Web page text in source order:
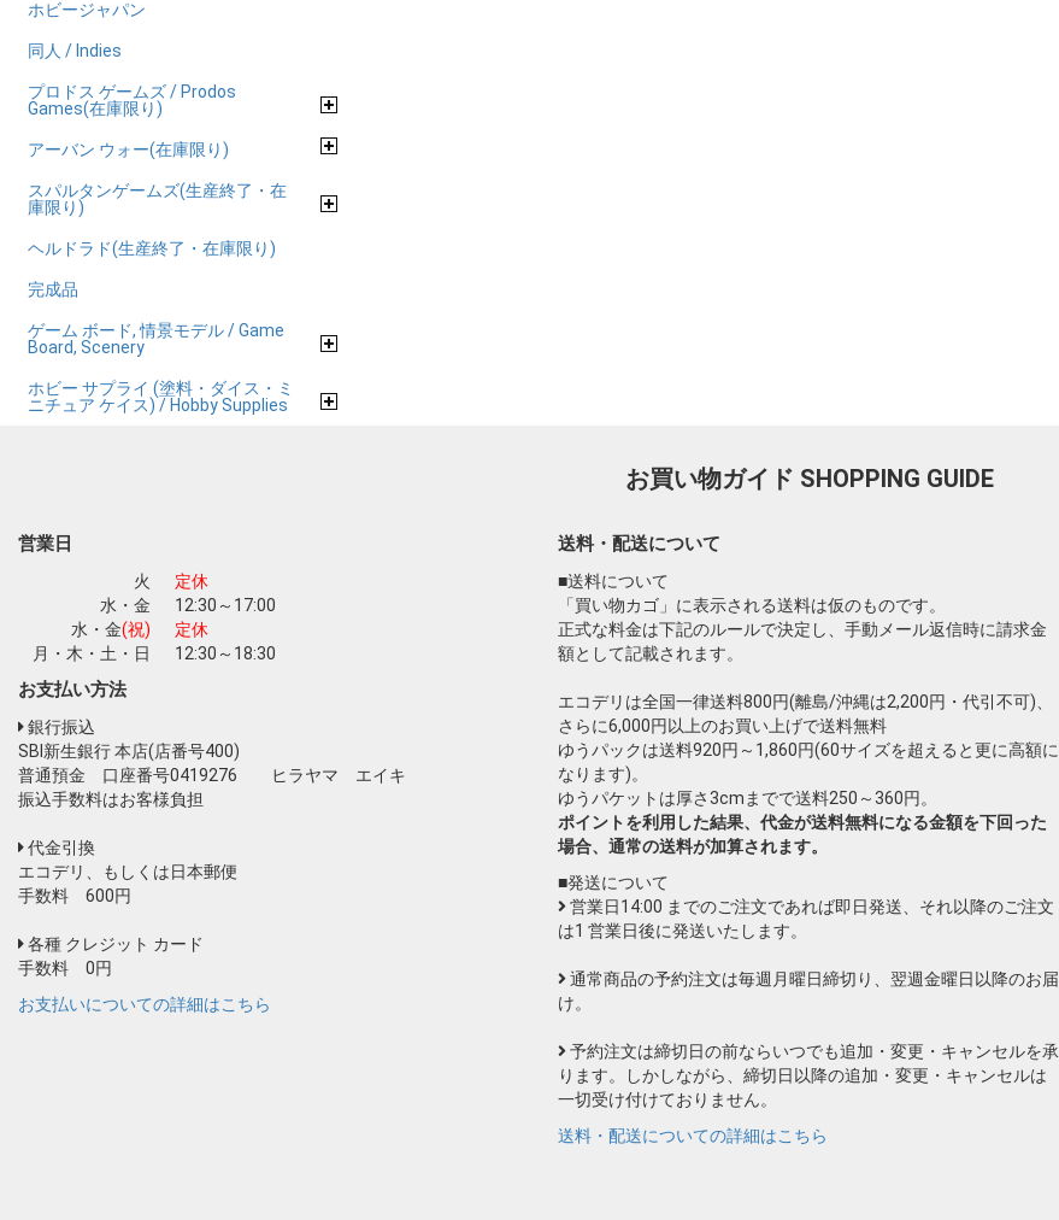
ホビージャパン
同人 / Indies
プロドス ゲームズ / Prodos
Games(在庫限り)
アーバン ウォー(在庫限り)
スパルタンゲームズ(生産終了・在
庫限り)
ヘルドラド(生産終了・在庫限り)
完成品
ゲーム ボード, 情景モデル / Game
Board, Scenery
ホビー サプライ (塗料・ダイス・ミ
ニチュア ケイス) / Hobby Supplies
お買い物ガイド SHOPPING GUIDE
営業日
火
定休
水・金
12:30～17:00
水・金(祝)
定休
月・木・土・日
12:30～18:30
お支払い方法
銀行振込
SBI新生銀行 本店(店番号400)
普通預金 口座番号0419276 ヒラヤマ エイキ
振込手数料はお客様負担
代金引換
エコデリ、もしくは日本郵便
手数料 600円
各種 クレジット カード
手数料 0円
お支払いについての詳細はこちら
送料・配送について
■送料について
「買い物カゴ」に表示される送料は仮のものです。
正式な料金は下記のルールで決定し、手動メール返信時に請求金
額として記載されます。
エコデリは全国一律送料800円(離島/沖縄は2,200円・代引不可)、
さらに6,000円以上のお買い上げで送料無料
ゆうパックは送料920円～1,860円(60サイズを超えると更に高額に
なります)。
ゆうパケットは厚さ3cmまでで送料250～360円。
ポイントを利用した結果、代金が送料無料になる金額を下回った
場合、通常の送料が加算されます。
■発送について
営業日14:00 までのご注文であれば即日発送、それ以降のご注文
は1 営業日後に発送いたします。
通常商品の予約注文は毎週月曜日締切り、翌週金曜日以降のお届
け。
予約注文は締切日の前ならいつでも追加・変更・キャンセルを承
ります。しかしながら、締切日以降の追加・変更・キャンセルは
一切受け付けておりません。
送料・配送についての詳細はこちら